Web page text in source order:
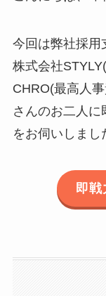
今回は弊社採用
株式会社
CHRO(最高人
さんのお二人
をお伺いしまし
即戦